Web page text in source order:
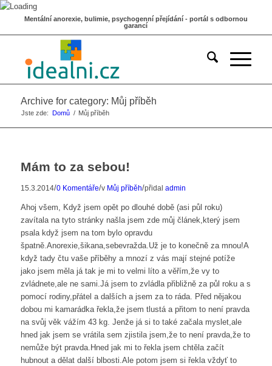
Mentální anorexie, bulimie, psychogenní přejídání - portál s odbornou
garancí
Archive for category: Můj příběh
Jste zde: Domů / Můj příběh
Mám to za sebou!
15.3.2014/0 Komentáře/v Můj příběh/přidal admin
Ahoj všem, Když jsem opět po dlouhé době (asi půl roku)
zavítala na tyto stránky našla jsem zde můj článek,který jsem
psala když jsem na tom bylo opravdu
špatně.Anorexie,šikana,sebevražda.Už je to konečně za mnou!A
když tady čtu vaše příběhy a mnozí z vás mají stejné potíže
jako jsem měla já tak je mi to velmi líto a věřím,že vy to
zvládnete,ale ne sami.Já jsem to zvládla přibližně za půl roku a s
pomocí rodiny,přátel a dalších a jsem za to ráda. Před nějakou
dobou mi kamarádka řekla,že jsem tlustá a přitom to není pravda
na svůj věk vážím 43 kg. Jenže já si to také začala myslet,ale
hned jak jsem se vrátila sem zjistila jsem,že to není pravda,že to
nemůže být pravda.Hned jak mi to řekla jsem chtěla začít
hubnout a dělat další blbosti.Ale potom jsem si řekla vždyť to